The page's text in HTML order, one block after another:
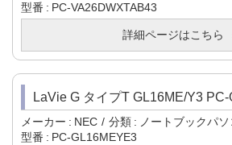
型番
PC-VA26DWXTAB43
詳細ページはこちら
LaVie G タイプT GL16ME/Y3
メーカー NEC 分類
ノートブックパソ
型番
PC-GL16MEYE3